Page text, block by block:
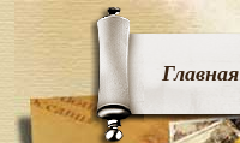
Главная